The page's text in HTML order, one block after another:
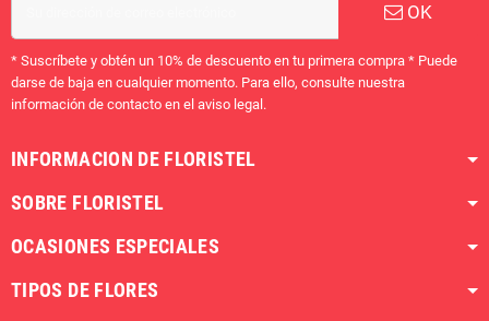
OK
* Suscríbete y obtén un 10% de descuento en tu primera compra * Puede
darse de baja en cualquier momento. Para ello, consulte nuestra
información de contacto en el aviso legal.
INFORMACION DE FLORISTEL
SOBRE FLORISTEL
OCASIONES ESPECIALES
TIPOS DE FLORES